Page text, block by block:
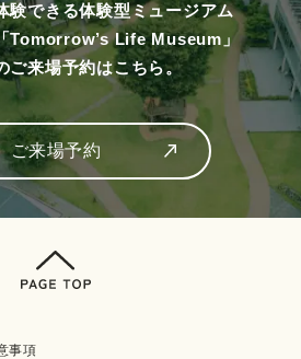
験できる体験型ミュージアム
Tomorrow’s Life Museum」
ご来場予約はこちら。
ご来場予約
事項